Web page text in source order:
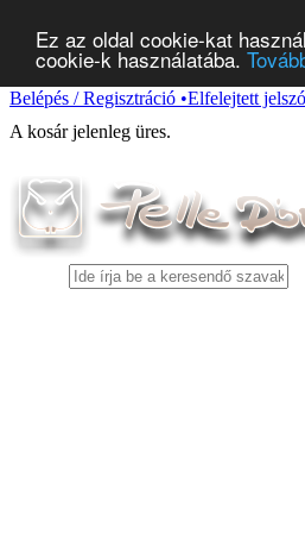
Ez az oldal cookie-kat
cookie-k használatába.
Belépés / Regisztráció •Elfelejtett jelszó
A kosár jelenleg üres.